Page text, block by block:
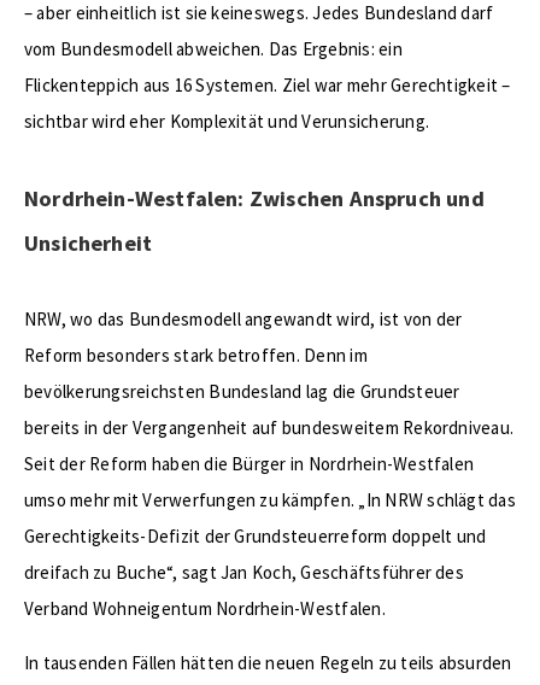
– aber einheitlich ist sie keineswegs. Jedes Bundesland darf
vom Bundesmodell abweichen. Das Ergebnis: ein
Flickenteppich aus 16 Systemen. Ziel war mehr Gerechtigkeit –
sichtbar wird eher Komplexität und Verunsicherung.
Nordrhein-Westfalen: Zwischen Anspruch und
Unsicherheit
NRW, wo das Bundesmodell angewandt wird, ist von der
Reform besonders stark betroffen. Denn im
bevölkerungsreichsten Bundesland lag die Grundsteuer
bereits in der Vergangenheit auf bundesweitem Rekordniveau.
Seit der Reform haben die Bürger in Nordrhein-Westfalen
umso mehr mit Verwerfungen zu kämpfen. „In NRW schlägt das
Gerechtigkeits-Defizit der Grundsteuerreform doppelt und
dreifach zu Buche“, sagt Jan Koch, Geschäftsführer des
Verband Wohneigentum Nordrhein-Westfalen.
In tausenden Fällen hätten die neuen Regeln zu teils absurden